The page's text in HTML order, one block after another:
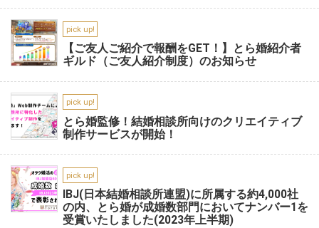
pick up!
【ご友人ご紹介で報酬をGET！】とら婚紹介者
ギルド（ご友人紹介制度）のお知らせ
pick up!
とら婚監修！結婚相談所向けのクリエイティブ
制作サービスが開始！
pick up!
IBJ(日本結婚相談所連盟)に所属する約4,000社
の内、とら婚が成婚数部門においてナンバー1を
受賞いたしました(2023年上半期)